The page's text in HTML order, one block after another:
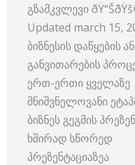
გზამკვლევი
Updated march 15,
ბიზნესის დაწყების ან
განვითარების
ერთ-ერთი ყველაზე
მნიშვნელოვანი
ბიზნეს გეგმის
ხშირად სწორედ
პრეზენტაციაზეა